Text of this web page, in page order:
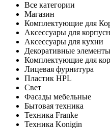
Все категории
Магазин
Комплектующие для
Аксессуары для
Аксессуары для кухни
Декоративные элементы
Комплектующие для
Лицевая фурнитура
Пластик HPL
Свет
Фасады мебельные
Бытовая техника
Техника Franke
Техника Konigin